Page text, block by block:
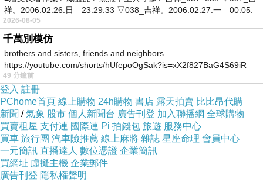
祥。2006.02.26.日 23:29:33 ▽038_吉祥。2006.02.27.一 00:05:
2026-08-05
千萬別模仿
brothers and sisters, friends and neighbors
https://youtube.com/shorts/hUfepoOgSak?is=xX2f827BaG4S69iR
https
49 分鐘前
登入 註冊
PChome首頁 線上購物 24h購物 書店 露天拍賣 比比昂代購
新聞 /氣象 股市 個人新聞台 廣告刊登 加入聯播網 全球購物
買賣租屋 支付連 國際連 Pi 拍錢包 旅遊 服務中心
買車 旅行團 汽車險推薦 線上麻將 雜誌 星座命理 會員中心
一元簡訊 直播達人 數位憑證 企業簡訊
買網址 虛擬主機 企業郵件
廣告刊登 隱私權聲明